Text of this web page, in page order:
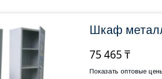
Шкаф
75 465 ₸
Показать оптовые